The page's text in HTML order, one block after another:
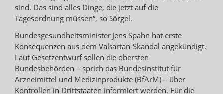
sind. Das sind alles Dinge, die jetzt auf die
Tagesordnung müssen“, so Sörgel.
Bundesgesundheitsminister Jens Spahn hat erste
Konsequenzen aus dem Valsartan-Skandal angekündigt.
Laut Gesetzentwurf sollen die obersten
Bundesbehörden – sprich das Bundesinstitut für
Arzneimittel und Medizinprodukte (BfArM) – über
Kontrollen in Drittstaaten informiert werden. Für die